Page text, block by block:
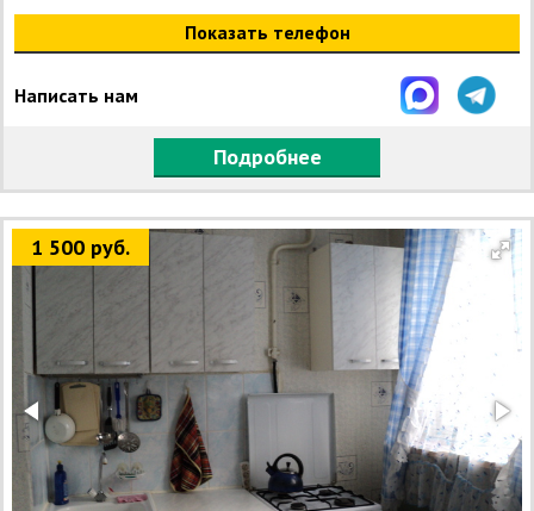
Показать телефон
Написать нам
Подробнее
1 500 руб.